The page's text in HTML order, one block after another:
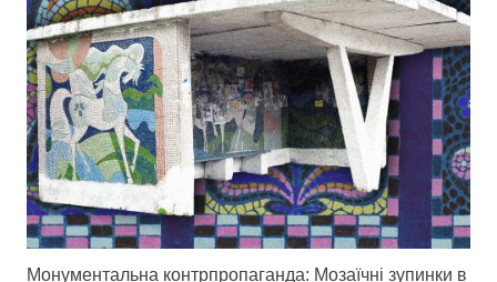
Монументальна контрпропаганда: Мозаїчні зупинки в